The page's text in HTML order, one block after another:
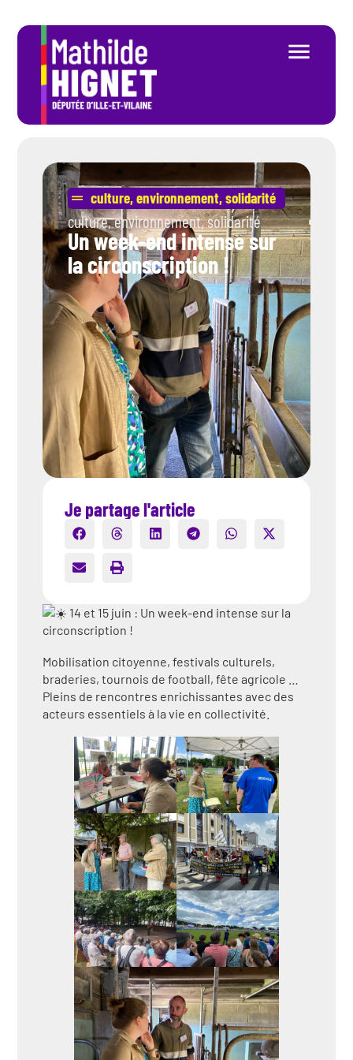
culture,environnement,solidarité
culture,environnement,solidarité
Un week-end intense sur
la circonscription !
Je partage l'article
14 et 15 juin : Un week-end intense sur la
circonscription !
Mobilisation citoyenne, festivals culturels,
braderies, tournois de football, fête agricole …
Pleins de rencontres enrichissantes avec des
acteurs essentiels à la vie en collectivité.